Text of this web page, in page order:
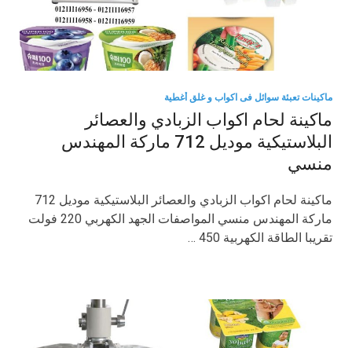
ماكينات تعبئة سوائل فى اكواب و غلق أغطية
ماكينة لحام اكواب الزبادي والعصائر
البلاستيكية موديل 712 ماركة المهندس
منسي
ماكينة لحام اكواب الزبادي والعصائر البلاستيكية موديل 712
ماركة المهندس منسي المواصفات الجهد الكهربي 220 فولت
تقريبا الطاقة الكهربية 450 …